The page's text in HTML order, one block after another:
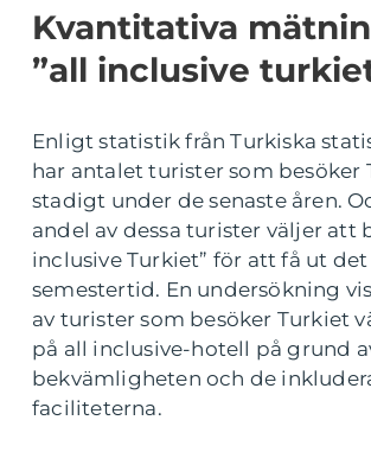
Kvantitativa
”all inclusive
Enligt statistik från Turkiska
har antalet turister som besöker
stadigt under de senaste åren.
andel av dessa turister väljer att
inclusive Turkiet” för att få ut det
semestertid. En undersökning
av turister som besöker Turkiet
på all inclusive-hotell på grund
bekvämligheten och de
faciliteterna.